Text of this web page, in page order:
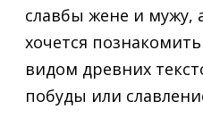
славбы жене и мужу,
хочется
видом древних
побуды или